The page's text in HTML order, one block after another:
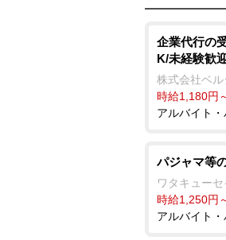
企業代行の
K/未経験歓
株式会社ベ
時給1,180円
アルバイト
パジャマ等
ワタキュー
時給1,250円
アルバイト